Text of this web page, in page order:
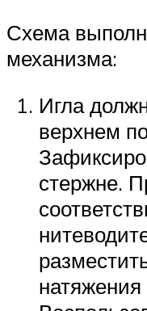
Схема
механизма:
Игла
верхнем
стержне.